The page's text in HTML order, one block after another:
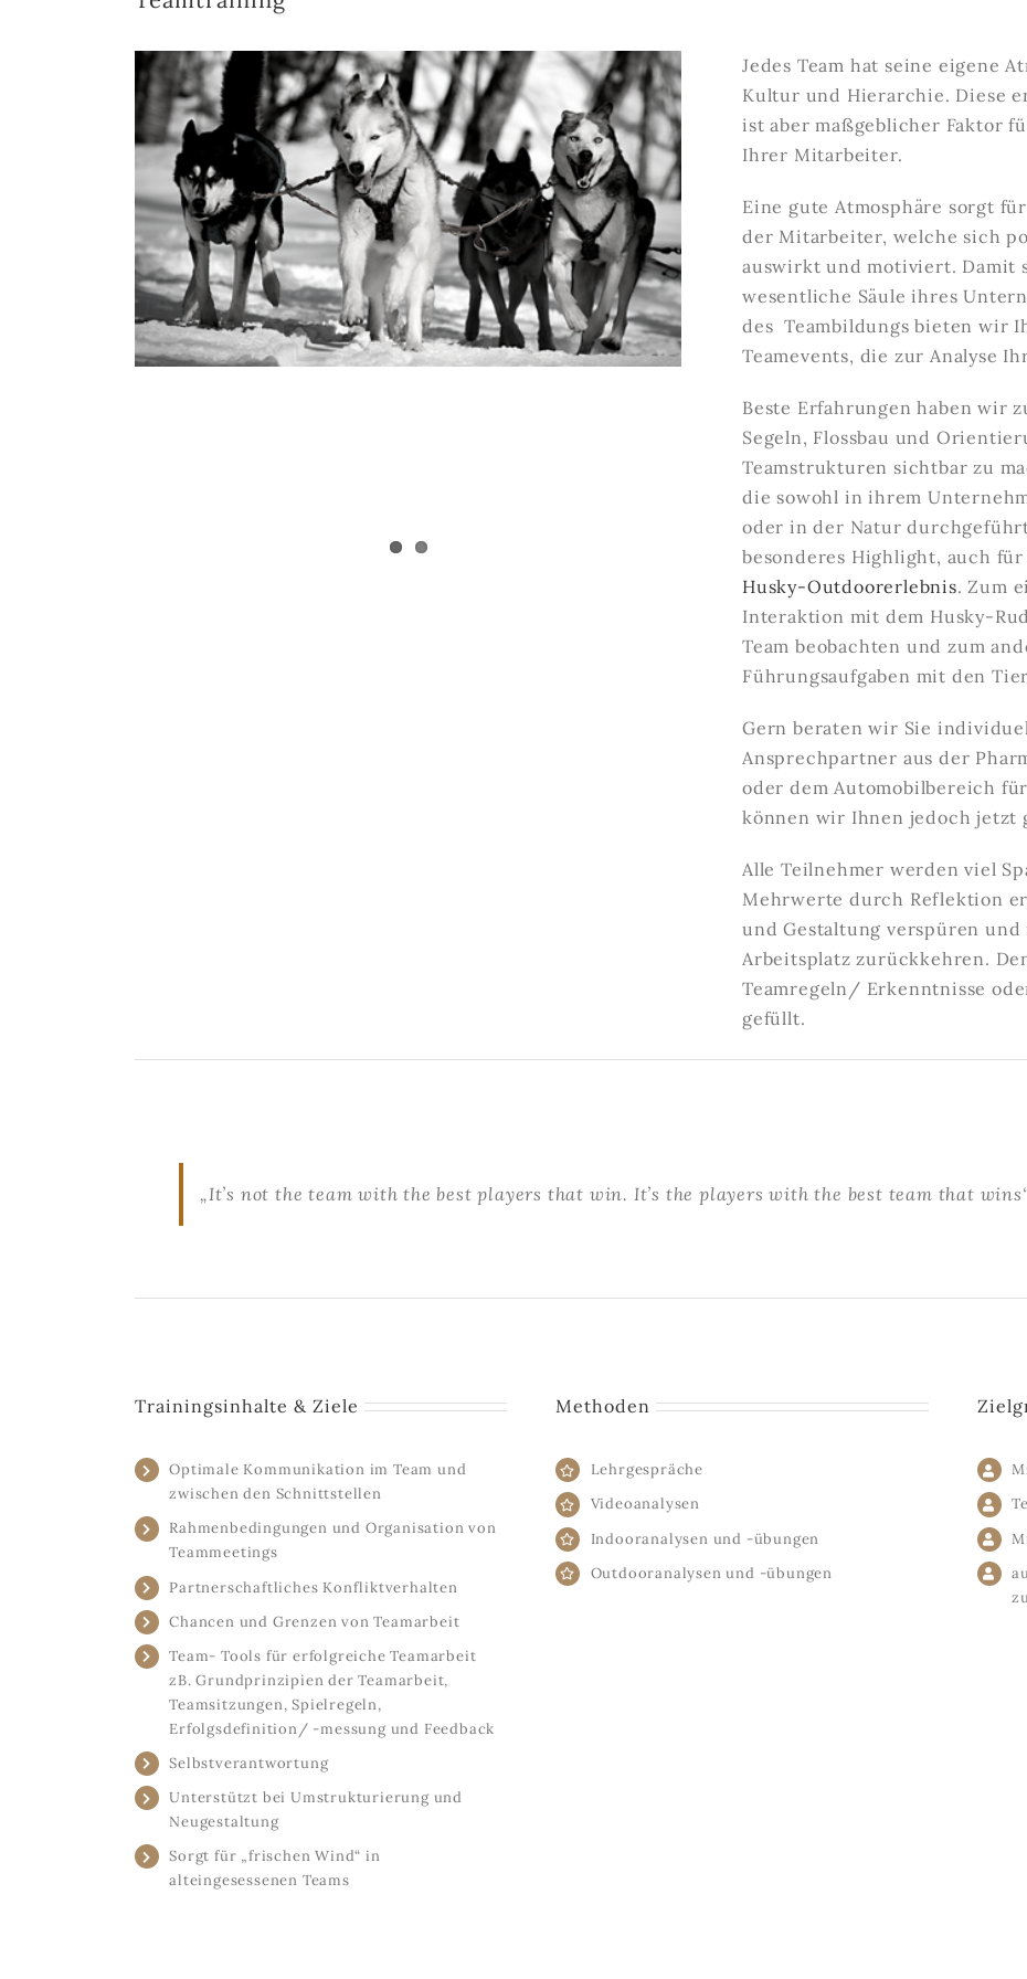
Jedes Team hat seine eigene
Kultur und Hierarchie. Diese
ist aber maßgeblicher Faktor
Ihrer Mitarbeiter.
Eine gute Atmosphäre sorgt
der Mitarbeiter, welche sich
auswirkt und motiviert. Damit
wesentliche Säule ihres
des Teambildungs bieten wir
Teamevents, die zur Analyse
Beste Erfahrungen haben wir
Segeln, Flossbau und
Teamstrukturen sichtbar zu
die sowohl in ihrem
oder in der Natur
besonderes Highlight, auch
Husky-Outdoorerlebnis. Zum
Interaktion mit dem Husky-
Team beobachten und zum
Führungsaufgaben mit den
Gern beraten wir Sie
Ansprechpartner aus der
oder dem Automobilbereich
können wir Ihnen jedoch jetzt
Alle Teilnehmer werden viel
Mehrwerte durch Reflektion
und Gestaltung verspüren
Arbeitsplatz zurückkehren.
Teamregeln/ Erkenntnisse
gefüllt.
„It’s not the team with the best players that win. It’s the players with the best team that
Trainingsinhalte & Ziele
Optimale Kommunikation im Team und
zwischen den Schnittstellen
Rahmenbedingungen und Organisation von
Teammeetings
Partnerschaftliches Konfliktverhalten
Chancen und Grenzen von Teamarbeit
Team- Tools für erfolgreiche Teamarbeit
zB. Grundprinzipien der Teamarbeit,
Teamsitzungen, Spielregeln,
Erfolgsdefinition/ -messung und Feedback
Selbstverantwortung
Unterstützt bei Umstrukturierung und
Neugestaltung
Sorgt für „frischen Wind“ in
alteingesessenen Teams
Methoden
Lehrgespräche
Videoanalysen
Indooranalysen und -übungen
Outdooranalysen und -übungen